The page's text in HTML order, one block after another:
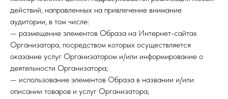
действий, направленных на привлечение внимание
аудитории, в том числе:
— размещение элементов Образа на Интернет-сайтах
Организатора, посредством которых осуществляется
оказание услуг Организатором и/или информирование о
деятельности Организатора;
— использование элементов Образа в названии и/или
описании товаров и услуг Организатора;